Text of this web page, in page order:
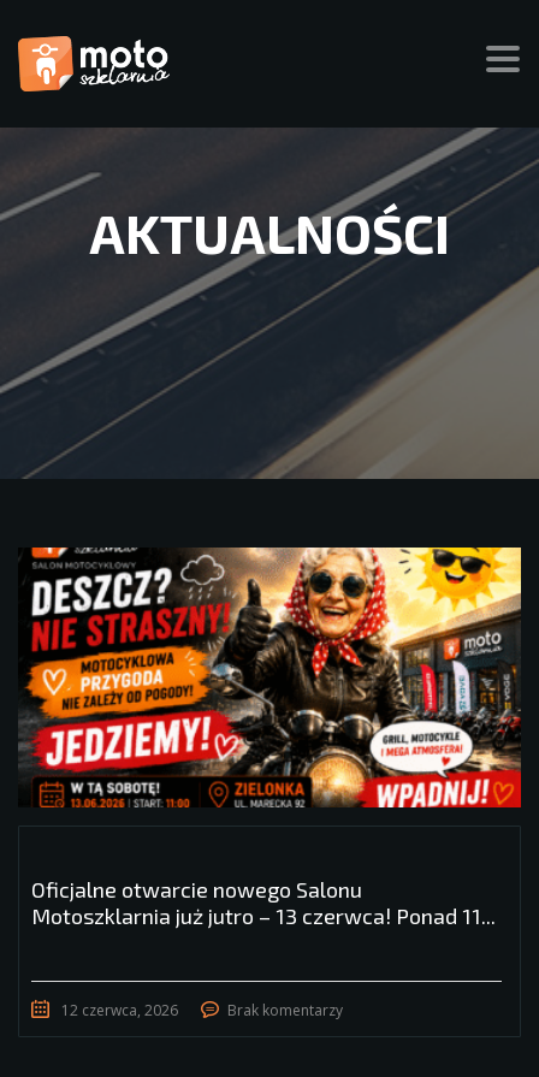
AKTUALNOŚCI
Oficjalne otwarcie nowego Salonu
Motoszklarnia już jutro – 13 czerwca! Ponad 11...
12 czerwca, 2026 Brak komentarzy